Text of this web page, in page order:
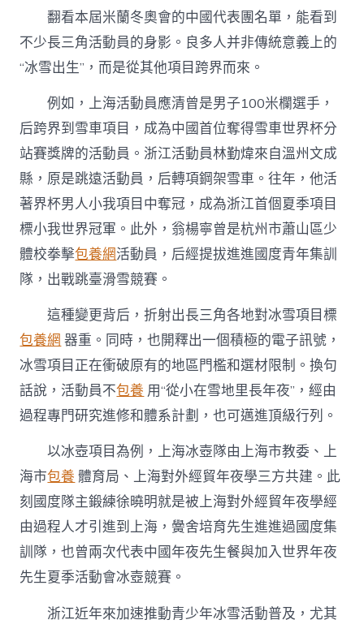
翻看本屆米蘭冬奧會的中國代表團名單，能看到
不少長三角活動員的身影。良多人并非傳統意義上的
“冰雪出生”，而是從其他項目跨界而來。
例如，上海活動員應清曾是男子100米欄選手，
后跨界到雪車項目，成為中國首位奪得雪車世界杯分
站賽獎牌的活動員。浙江活動員林勤煒來自溫州文成
縣，原是跳遠活動員，后轉項鋼架雪車。往年，他活
著界杯男人小我項目中奪冠，成為浙江首個夏季項目
標小我世界冠軍。此外，翁楊寧曾是杭州市蕭山區少
體校拳擊包養網活動員，后經提拔進進國度青年集訓
隊，出戰跳臺滑雪競賽。
這種變更背后，折射出長三角各地對冰雪項目標
包養網 器重。同時，也開釋出一個積極的電子訊號，
冰雪項目正在衝破原有的地區門檻和選材限制。換句
話說，活動員不包養 用“從小在雪地里長年夜”，經由
過程專門研究進修和體系計劃，也可邁進頂級行列。
以冰壺項目為例，上海冰壺隊由上海市教委、上
海市包養 體育局、上海對外經貿年夜學三方共建。此
刻國度隊主鍛練徐曉明就是被上海對外經貿年夜學經
由過程人才引進到上海，黌舍培育先生進進過國度集
訓隊，也曾兩次代表中國年夜先生餐與加入世界年夜
先生夏季活動會冰壺競賽。
浙江近年來加速推動青少年冰雪活動普及，尤其